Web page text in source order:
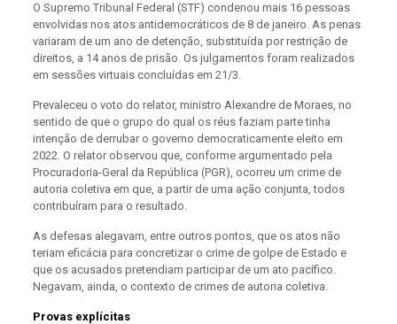
O Supremo Tribunal Federal (STF) condenou mais 16 pessoas
envolvidas nos atos antidemocráticos de 8 de janeiro. As penas
variaram de um ano de detenção, substituída por restrição de
direitos, a 14 anos de prisão. Os julgamentos foram realizados
em sessões virtuais concluídas em 21/3.
Prevaleceu o voto do relator, ministro Alexandre de Moraes, no
sentido de que o grupo do qual os réus faziam parte tinha
intenção de derrubar o governo democraticamente eleito em
2022. O relator observou que, conforme argumentado pela
Procuradoria-Geral da República (PGR), ocorreu um crime de
autoria coletiva em que, a partir de uma ação conjunta, todos
contribuíram para o resultado.
As defesas alegavam, entre outros pontos, que os atos não
teriam eficácia para concretizar o crime de golpe de Estado e
que os acusados pretendiam participar de um ato pacífico.
Negavam, ainda, o contexto de crimes de autoria coletiva.
Provas explícitas